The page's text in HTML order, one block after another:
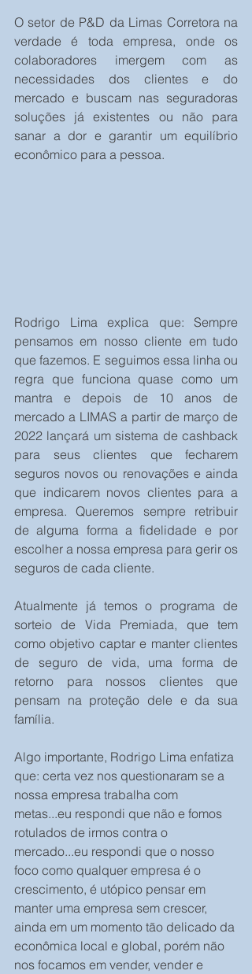
O setor de P&D da Limas Corretora na
verdade é toda empresa, onde os
colaboradores imergem com as
necessidades dos clientes e do
mercado e buscam nas seguradoras
soluções já existentes ou não para
sanar a dor e garantir um equilíbrio
econômico para a pessoa.
Rodrigo Lima explica que: Sempre
pensamos em nosso cliente em tudo
que fazemos. E seguimos essa linha ou
regra que funciona quase como um
mantra e depois de 10 anos de
mercado a LIMAS a partir de março de
2022 lançará um sistema de cashback
para seus clientes que fecharem
seguros novos ou renovações e ainda
que indicarem novos clientes para a
empresa. Queremos sempre retribuir
de alguma forma a fidelidade e por
escolher a nossa empresa para gerir os
seguros de cada cliente.
Atualmente já temos o programa de
sorteio de Vida Premiada, que tem
como objetivo captar e manter clientes
de seguro de vida, uma forma de
retorno para nossos clientes que
pensam na proteção dele e da sua
família.
Algo importante, Rodrigo Lima enfatiza
que: certa vez nos questionaram se a
nossa empresa trabalha com
metas...eu respondi que não e fomos
rotulados de irmos contra o
mercado...eu respondi que o nosso
foco como qualquer empresa é o
crescimento, é utópico pensar em
manter uma empresa sem crescer,
ainda em um momento tão delicado da
econômica local e global, porém não
nos focamos em vender, vender e